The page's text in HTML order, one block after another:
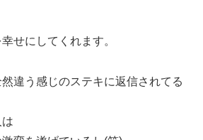
せにしてくれます。
違う感じのステキに返信されてる